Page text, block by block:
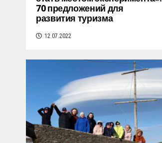
70 предложений для
развития туризма
12.07.2022